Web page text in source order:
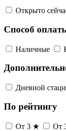
Открыто
Способ
Наличные
Дневной
По рейтингу
От 3 ★ От